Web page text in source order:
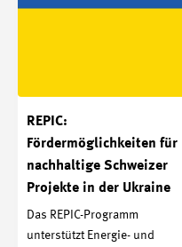
REPIC:
Fördermöglichkeiten für
nachhaltige Schweizer
Projekte in der Ukraine
Das REPIC-Programm
unterstützt Energie- und